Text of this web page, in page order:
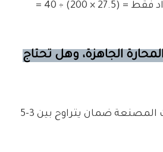
فتكلفة المتر من المواد فقط = (27.5 × 200) ÷ 40 =
الجاهزة، وهل تحتاج
تقدم معظم الشركات المصنعة ضمان يتراوح بين 3-5